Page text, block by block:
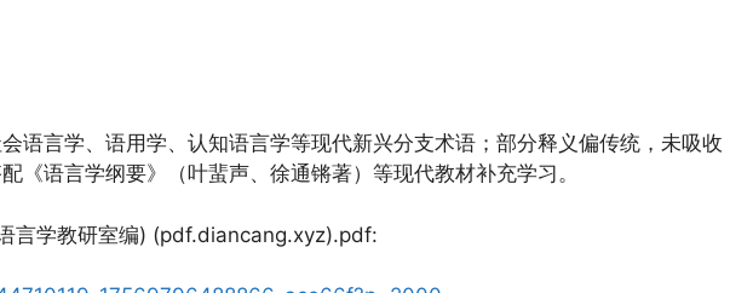
语言学、语用学、认知语言学等现代新兴分支术语；部分释义偏传统，未吸收
《语言学纲要》（叶蜚声、徐通锵著）等现代教材补充学习。
言学教研室编) (pdf.diancang.xyz).pdf: